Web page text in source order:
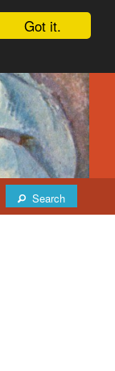
Got it.
Search